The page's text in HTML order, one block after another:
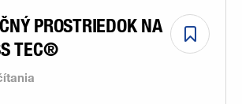
PROSTRIEDOK NA
TEC®